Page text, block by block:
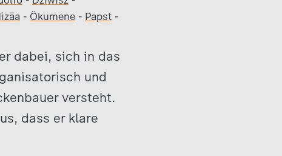
- Ökumene - Papst -
dabei, sich in das
und
versteht.
dass er klare